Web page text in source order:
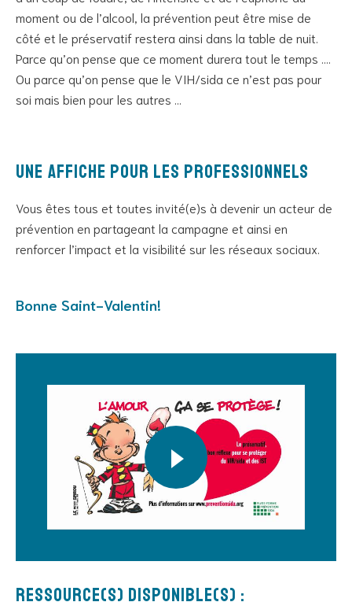
moment ou de l’alcool, la prévention peut être mise de
côté et le préservatif restera ainsi dans la table de nuit.
Parce qu’on pense que ce moment durera tout le temps ….
Ou parce qu’on pense que le VIH/sida ce n’est pas pour
soi mais bien pour les autres …
Une affiche pour les professionnels
Vous êtes tous et toutes invité(e)s à devenir un acteur de
prévention en partageant la campagne et ainsi en
renforcer l’impact et la visibilité sur les réseaux sociaux.
Bonne Saint-Valentin!
Ressource(s) disponible(s) :